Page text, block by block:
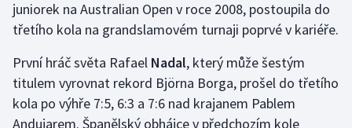
juniorek na Australian Open v roce 2008, postoupila do
třetího kola na grandslamovém turnaji poprvé v kariéře.
První hráč světa Rafael Nadal, který může šestým
titulem vyrovnat rekord Björna Borga, prošel do třetího
kola po výhře 7:5, 6:3 a 7:6 nad krajanem Pablem
Andujarem. Španělský obhájce v předchozím kole